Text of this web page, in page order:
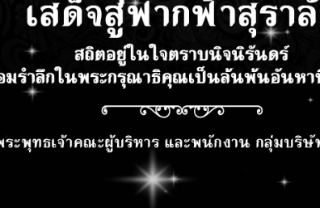
Energy Conservation Support /
Environment Measure Equipment